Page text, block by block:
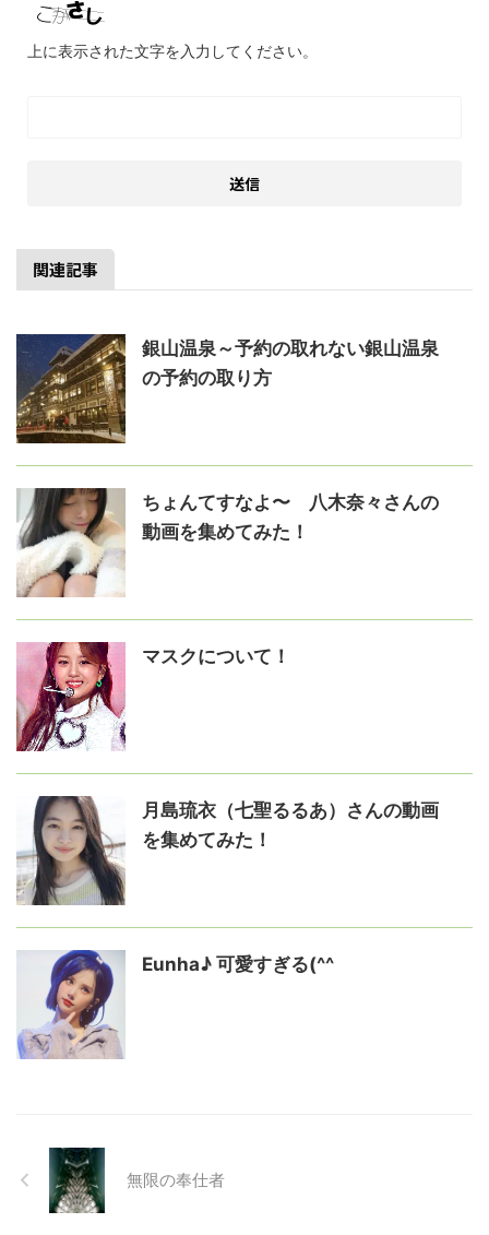
上に表示された文字を入力してください。
関連記事
銀山温泉～予約の取れない銀山温泉
の予約の取り方
ちょんてすなよ〜 八木奈々さんの
動画を集めてみた！
マスクについて！
月島琉衣（七聖るるあ）さんの動画
を集めてみた！
Eunha♪ 可愛すぎる(^^
無限の奉仕者